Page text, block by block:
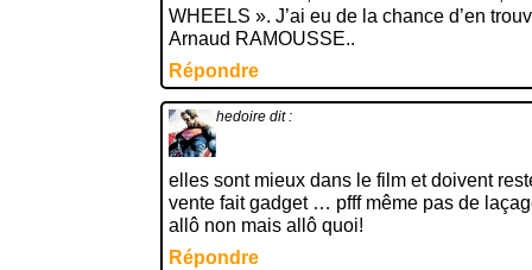
WHEELS ». J’ai eu de la chance d’en
Arnaud RAMOUSSE..
Répondre
hedoire dit :
elles sont mieux dans le film et doivent
vente fait gadget … pfff même pas de
allô non mais allô quoi!
Répondre